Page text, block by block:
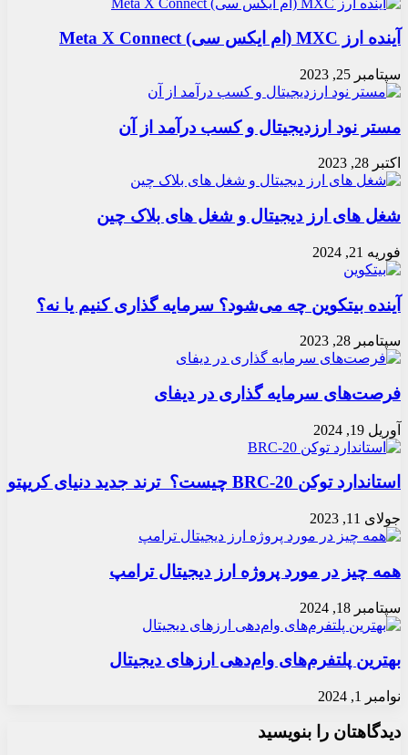
آینده ارز MXC (ام ایکس سی) Meta X Connect
سپتامبر 25, 2023
مستر نود ارزدیجیتال و کسب درآمد از آن
اکتبر 28, 2023
شغل های ارز دیجیتال و شغل های بلاک چین
فوریه 21, 2024
آینده بیتکوین چه می‌شود؟ سرمایه گذاری کنیم یا نه؟
سپتامبر 28, 2023
فرصت‌های سرمایه گذاری در دیفای
آوریل 19, 2024
استاندارد توکن BRC-20 چیست؟ ترند جدید دنیای کریپتو
جولای 11, 2023
همه چیز در مورد پروژه ارز دیجیتال ترامپ
سپتامبر 18, 2024
بهترین پلتفرم‌های وام‌دهی ارزهای دیجیتال
نوامبر 1, 2024
دیدگاهتان را بنویسید